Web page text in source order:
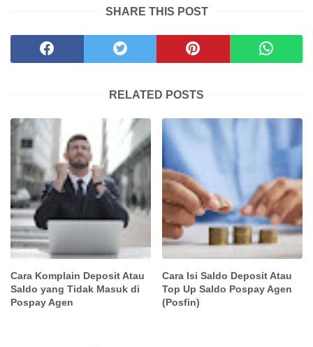
SHARE THIS POST
RELATED POSTS
Cara Komplain Deposit Atau
Saldo yang Tidak Masuk di
Pospay Agen
Cara Isi Saldo Deposit Atau
Top Up Saldo Pospay Agen
(Posfin)